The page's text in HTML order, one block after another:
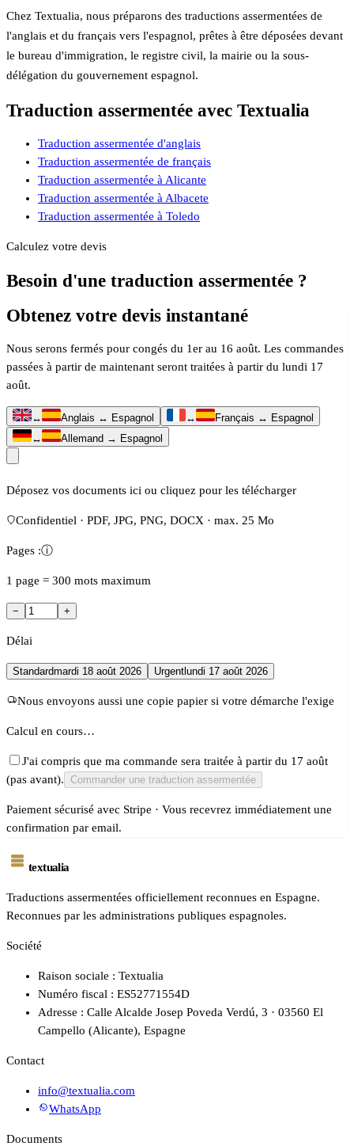
Chez Textualia, nous préparons des traductions assermentées de
l'anglais et du français vers l'espagnol, prêtes à être déposées devant
le bureau d'immigration, le registre civil, la mairie ou la sous-
délégation du gouvernement espagnol.
Traduction assermentée avec Textualia
Traduction assermentée d'anglais
Traduction assermentée de français
Traduction assermentée à Alicante
Traduction assermentée à Albacete
Traduction assermentée à Toledo
Calculez votre devis
Besoin d'une traduction assermentée ?
Obtenez votre devis instantané
Nous serons fermés pour congés du 1er au 16 août. Les commandes
passées à partir de maintenant seront traitées à partir du lundi 17
août.
↔ Anglais ↔ Espagnol ↔
Français ↔ Espagnol
↔
Allemand → Espagnol
Déposez vos documents ici ou cliquez pour les télécharger
Confidentiel · PDF, JPG, PNG, DOCX · max. 25 Mo
Pages :ⓘ
1 page = 300 mots maximum
− +
Délai
Standardmardi 18 août 2026 Urgent lundi 17 août 2026
Nous envoyons aussi une copie papier si votre démarche l'exige
Calcul en cours…
J'ai compris que ma commande sera traitée à partir du 17 août
(pas avant).
Commander une traduction assermentée
Paiement sécurisé avec Stripe · Vous recevrez immédiatement une
confirmation par email.
textualia
Traductions assermentées officiellement reconnues en Espagne.
Reconnues par les administrations publiques espagnoles.
Société
Raison sociale : Textualia
Numéro fiscal : ES52771554D
Adresse : Calle Alcalde Josep Poveda Verdú, 3 · 03560 El
Campello (Alicante), Espagne
Contact
info@textualia.com
WhatsApp
Documents